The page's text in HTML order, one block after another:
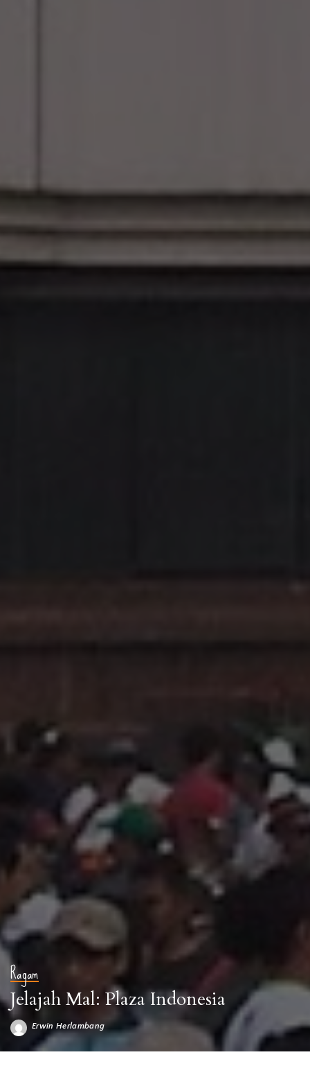
Ragam
Jelajah Mal: Plaza Indonesia
Posted
Erwin Herlambang